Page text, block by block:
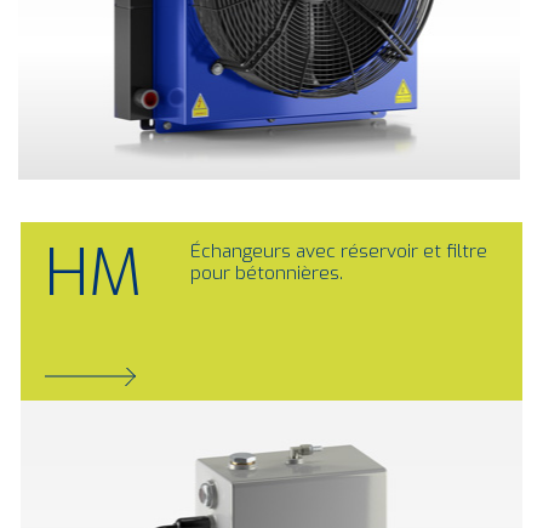
HM
Échangeurs avec réservoir et filtre
pour bétonnières.